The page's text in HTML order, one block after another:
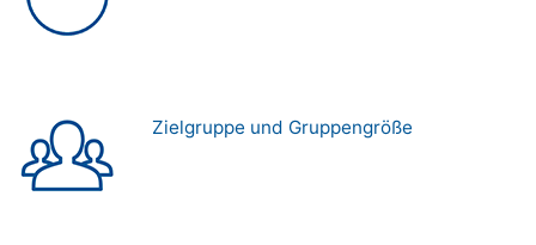
Zielgruppe und Gruppengröße